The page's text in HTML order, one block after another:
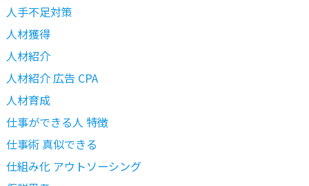
人手不足対策
人材獲得
人材紹介
人材紹介 広告 CPA
人材育成
仕事ができる人 特徴
仕事術 真似できる
仕組み化 アウトソーシング